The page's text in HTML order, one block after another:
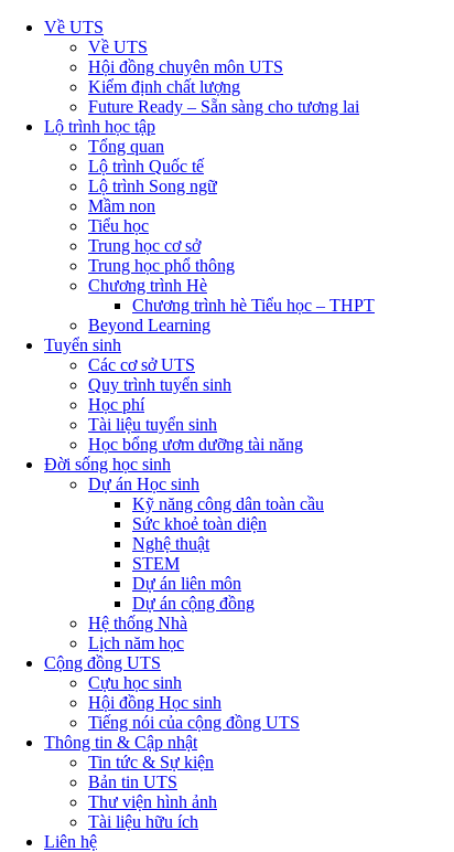
Về UTS
Về UTS
Hội đồng chuyên môn UTS
Kiểm định chất lượng
Future Ready – Sẵn sàng cho tương lai
Lộ trình học tập
Tổng quan
Lộ trình Quốc tế
Lộ trình Song ngữ
Mầm non
Tiểu học
Trung học cơ sở
Trung học phổ thông
Chương trình Hè
Chương trình hè Tiểu học – THPT
Beyond Learning
Tuyển sinh
Các cơ sở UTS
Quy trình tuyển sinh
Học phí
Tài liệu tuyển sinh
Học bổng ươm dưỡng tài năng
Đời sống học sinh
Dự án Học sinh
Kỹ năng công dân toàn cầu
Sức khoẻ toàn diện
Nghệ thuật
STEM
Dự án liên môn
Dự án cộng đồng
Hệ thống Nhà
Lịch năm học
Cộng đồng UTS
Cựu học sinh
Hội đồng Học sinh
Tiếng nói của cộng đồng UTS
Thông tin & Cập nhật
Tin tức & Sự kiện
Bản tin UTS
Thư viện hình ảnh
Tài liệu hữu ích
Liên hệ